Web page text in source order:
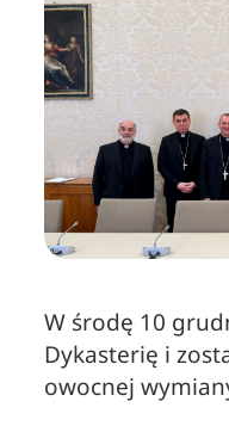
W środę 10
Dykasterię i
owocnej